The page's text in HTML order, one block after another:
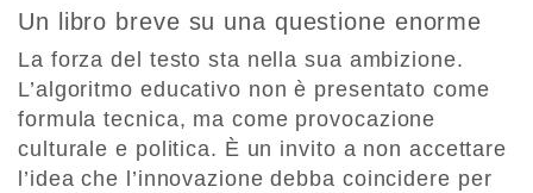
Un libro breve su una questione enorme
La forza del testo sta nella sua ambizione.
L’algoritmo educativo non è presentato come
formula tecnica, ma come provocazione
culturale e politica. È un invito a non accettare
l’idea che l’innovazione debba coincidere per